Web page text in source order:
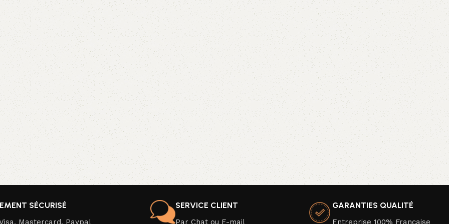
SÉCURISÉ
Mastercard, Paypal
SERVICE CLIENT
Par Chat ou E-mail
GARANTIES QUALITÉ
Entreprise 100% Française